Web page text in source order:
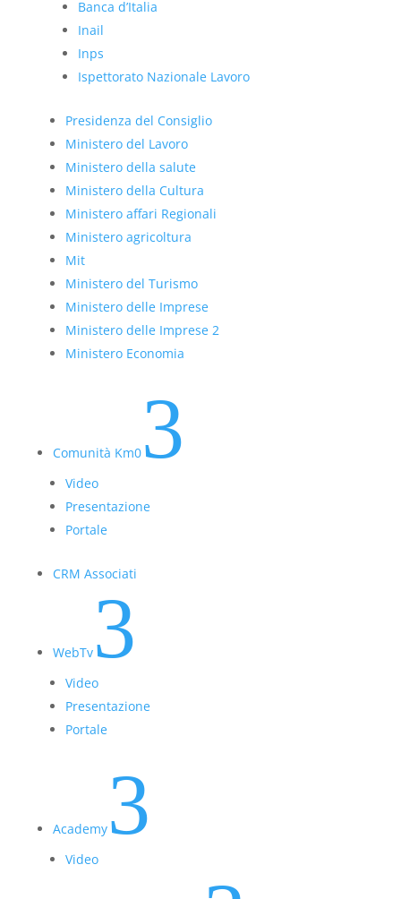
Banca d’Italia
Inail
Inps
Ispettorato Nazionale Lavoro
Presidenza del Consiglio
Ministero del Lavoro
Ministero della salute
Ministero della Cultura
Ministero affari Regionali
Ministero agricoltura
Mit
Ministero del Turismo
Ministero delle Imprese
Ministero delle Imprese 2
Ministero Economia
Comunità Km03
Video
Presentazione
Portale
CRM Associati
WebTv3
Video
Presentazione
Portale
Academy3
Video